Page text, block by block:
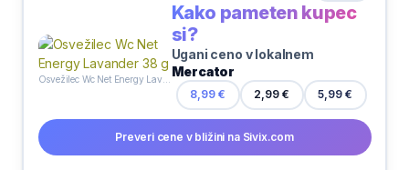
Kako pameten kupec
si?
Ugani ceno v lokalnem
Mercator
8,99 € 2,99 € 5,99 €
Preveri cene v bližini na Sivix.com